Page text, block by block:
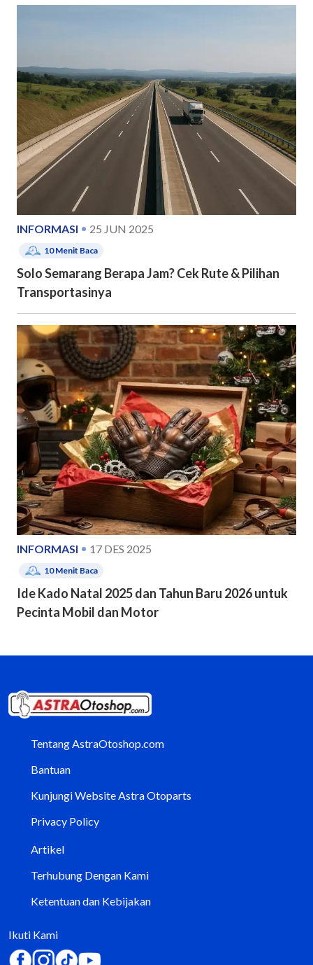
INFORMASI 25 JUN 2025
10Menit Baca
Solo Semarang Berapa Jam? Cek Rute & Pilihan
Transportasinya
INFORMASI 17 DES 2025
10Menit Baca
Ide Kado Natal 2025 dan Tahun Baru 2026 untuk
Pecinta Mobil dan Motor
Tentang AstraOtoshop.com
Bantuan
Kunjungi Website Astra Otoparts
Privacy Policy
Artikel
Terhubung Dengan Kami
Ketentuan dan Kebijakan
Ikuti Kami